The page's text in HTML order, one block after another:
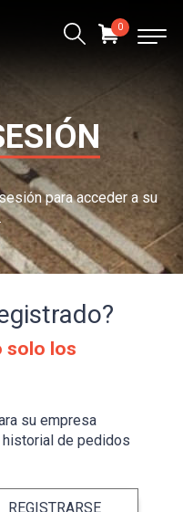
para acceder a su
solo los
su empresa
de pedidos
REGISTRARSE
0